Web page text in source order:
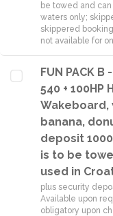
be towed and
waters only;
skippered
not available for
FUN PACK B
540 + 100HP
Wakeboard,
banana,
deposit 1000
is to be
used in
plus security
Available upon
obligatory upon